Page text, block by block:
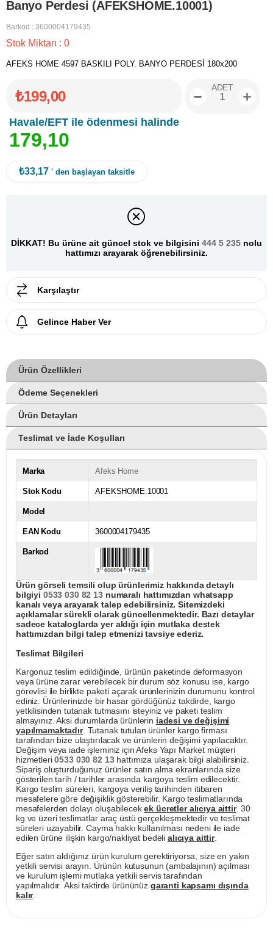
Banyo Perdesi (AFEKSHOME.10001)
Barkod : 3600004179435
Stok Miktarı : 0
AFEKS HOME 4597 BASKILI POLY. BANYO PERDESİ 180x200
₺199,00
Havale/EFT ile ödenmesi halinde
179,10
ADET
₺33,17 ' den başlayan taksitle
DİKKAT! Bu ürüne ait güncel stok ve bilgisini 444 5 235 nolu
hattımızı arayarak öğrenebilirsiniz.
Karşılaştır
Gelince Haber Ver
Ürün Özellikleri
Ödeme Seçenekleri
Ürün Detayları
Teslimat ve İade Koşulları
Marka Afeks Home
Stok Kodu AFEKSHOME.10001
Model
EAN Kodu 3600004179435
Barkod
Ürün görseli temsili olup ürünlerimiz hakkında detaylı
bilgiyi 0533 030 82 13numaralı hattımızdan whatsapp
kanalı veya arayarak talep edebilirsiniz. Sitemizdeki
açıklamalar sürekli olarak güncellenmektedir. Bazı detaylar
sadece kataloglarda yer aldığı için mutlaka destek
hattımızdan bilgi talep etmenizi tavsiye ederiz.
Teslimat Bilgileri
Kargonuz teslim edildiğinde, ürünün paketinde deformasyon
veya ürüne zarar verebilecek bir durum söz konusu ise, kargo
görevlisi ile birlikte paketi açarak ürünlerinizin durumunu kontrol
ediniz. Ürünlerinizde bir hasar gördüğünüz takdirde, kargo
yetkilisinden tutanak tutmasını isteyiniz ve paketi teslim
almayınız. Aksi durumlarda ürünlerin iadesi ve değişimi
yapılmamaktadır. Tutanak tutulan ürünler kargo firması
tarafından bize ulaştırılacak ve ürünlerin değişimi yapılacaktır.
Değişim veya iade işleminiz için Afeks Yapı Market müşteri
hizmetleri0533 030 82 13hattımıza ulaşarak bilgi alabilirsiniz.
Sipariş oluşturduğunuz ürünler satın alma ekranlarında size
gösterilen tarih / tarihler arasında kargoya teslim edilecektir.
Kargo teslim süreleri, kargoya veriliş tarihinden itibaren
mesafelere göre değişiklik gösterebilir. Kargo teslimatlarında
mesafelerden dolayı oluşabilecekek ücretler alıcıya aittir. 30
kg ve üzeri teslimatlar araç üstü gerçekleşmektedir ve teslimat
süreleri uzayabilir. Cayma hakkı kullanılması nedeni ile iade
edilen ürüne ilişkin kargo/nakliyat bedeli alıcıya aittir.
Eğer satın aldığınız ürün kurulum gerektiriyorsa, size en yakın
yetkili servisi arayın. Ürünün kutusunun (ambalajının) açılması
ve kurulum işlemi mutlaka yetkili servis tarafından
yapılmalıdır. Aksi taktirde ürününüz garanti kapsamı dışında
kalır.